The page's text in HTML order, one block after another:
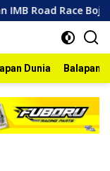
Race
Dunia Balapan